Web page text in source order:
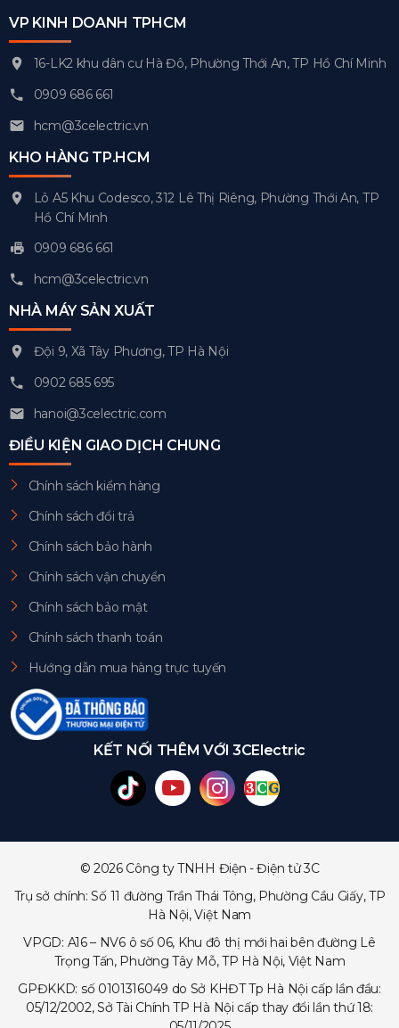
VP KINH DOANH TPHCM
16-LK2 khu dân cư Hà Đô, Phường Thới An, TP Hồ Chí Minh
0909 686 661
hcm@3celectric.vn
KHO HÀNG TP.HCM
Lô A5 Khu Codesco, 312 Lê Thị Riêng, Phường Thới An, TP
Hồ Chí Minh
0909 686 661
hcm@3celectric.vn
NHÀ MÁY SẢN XUẤT
Đội 9, Xã Tây Phương, TP Hà Nội
0902 685 695
hanoi@3celectric.com
ĐIỀU KIỆN GIAO DỊCH CHUNG
Chính sách kiểm hàng
Chính sách đổi trả
Chính sách bảo hành
Chính sách vận chuyển
Chính sách bảo mật
Chính sách thanh toán
Hướng dẫn mua hàng trực tuyến
KẾT NỐI THÊM VỚI 3CElectric
© 2026 Công ty TNHH Điện - Điện tử 3C
Trụ sở chính: Số 11 đường Trần Thái Tông, Phường Cầu Giấy, TP
Hà Nội, Việt Nam
VPGD: A16 – NV6 ô số 06, Khu đô thị mới hai bên đường Lê
Trọng Tấn, Phường Tây Mỗ, TP Hà Nội, Việt Nam
GPĐKKD: số 0101316049 do Sở KHĐT Tp Hà Nội cấp lần đầu:
05/12/2002, Sở Tài Chính TP Hà Nội cấp thay đổi lần thứ 18: